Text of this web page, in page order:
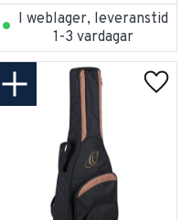
I weblager, leveranstid
1-3 vardagar
i favoriter